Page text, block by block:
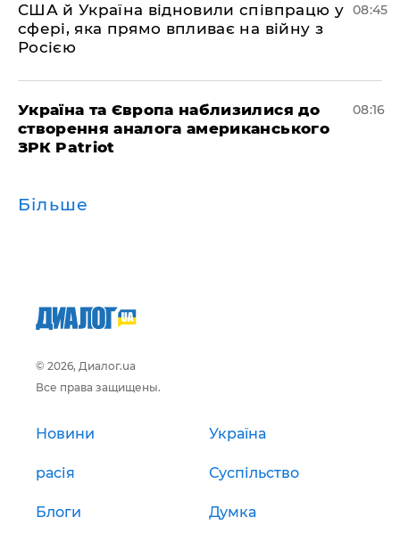
США й Україна відновили співпрацю у
сфері, яка прямо впливає на війну з
Росією
08:45
Україна та Європа наблизилися до
створення аналога американського
ЗРК Patriot
08:16
Більше
© 2026, Диалог.ua
Все права защищены.
Новини Україна
расія Суспільство
Блоги Думка